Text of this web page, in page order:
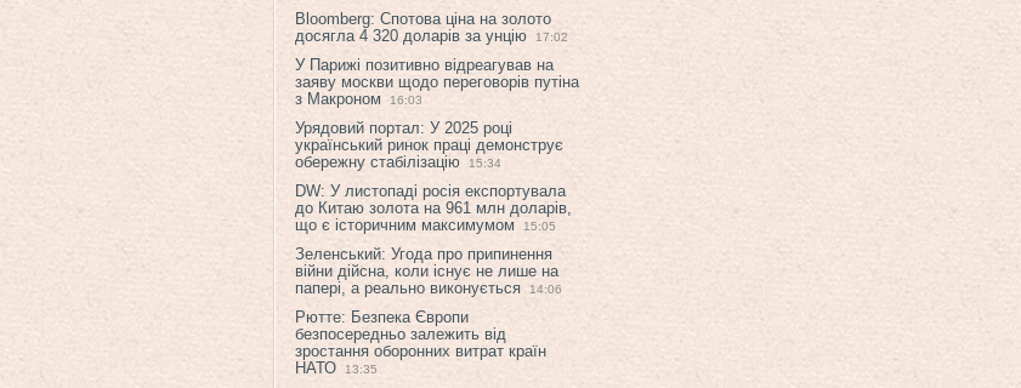
Bloomberg: Спотова ціна на золото
досягла 4 320 доларів за унцію
17:02
У Парижі позитивно відреагував на
заяву москви щодо переговорів путіна
з Макроном
16:03
Урядовий портал: У 2025 році
український ринок праці демонструє
обережну стабілізацію
15:34
DW: У листопаді росія експортувала
до Китаю золота на 961 млн доларів,
що є історичним максимумом
15:05
Зеленський: Угода про припинення
війни дійсна, коли існує не лише на
папері, а реально виконується
14:06
Рютте: Безпека Європи
безпосередньо залежить від
зростання оборонних витрат країн
НАТО
13:35